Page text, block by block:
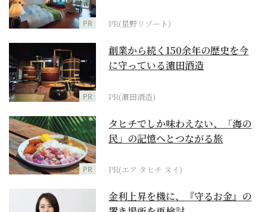
PR PR(星野リゾート)
PR
創業から続く150余年の歴史を今
に守っている濵田酒造
PR(濵田酒造)
PR
タヒチでしか味わえない、「海の
民」の記憶へとつながる旅
PR(エア タヒチ ヌイ)
金利上昇を機に、『守るお金』の